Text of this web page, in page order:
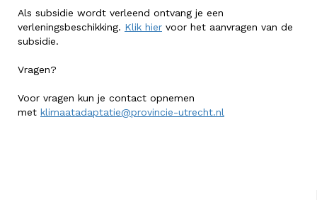
Als subsidie wordt verleend ontvang je een
verleningsbeschikking. Klik hier voor het aanvragen van de
subsidie.
Vragen?
Voor vragen kun je contact opnemen
met klimaatadaptatie@provincie-utrecht.nl